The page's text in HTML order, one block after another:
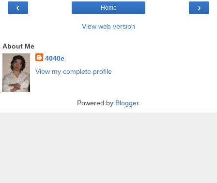
‹ ›
Home
View web version
About Me
4040e
View my complete profile
Powered by Blogger.